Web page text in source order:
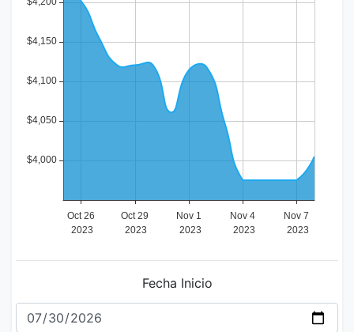
Fecha Inicio